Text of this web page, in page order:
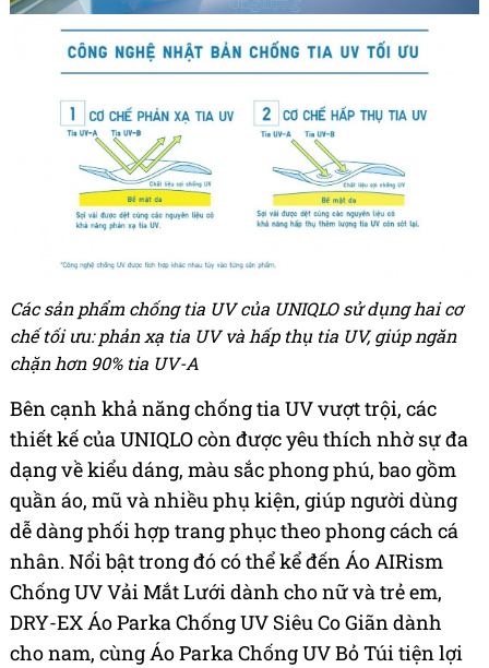
Các sản phẩm chống tia UV của UNIQLO sử dụng hai cơ
chế tối ưu: phản xạ tia UV và hấp thụ tia UV, giúp ngăn
chặn hơn 90% tia UV-A
Bên cạnh khả năng chống tia UV vượt trội, các
thiết kế của UNIQLO còn được yêu thích nhờ sự đa
dạng về kiểu dáng, màu sắc phong phú, bao gồm
quần áo, mũ và nhiều phụ kiện, giúp người dùng
dễ dàng phối hợp trang phục theo phong cách cá
nhân. Nổi bật trong đó có thể kể đến Áo AIRism
Chống UV Vải Mắt Lưới dành cho nữ và trẻ em,
DRY-EX Áo Parka Chống UV Siêu Co Giãn dành
cho nam, cùng Áo Parka Chống UV Bỏ Túi tiện lợi